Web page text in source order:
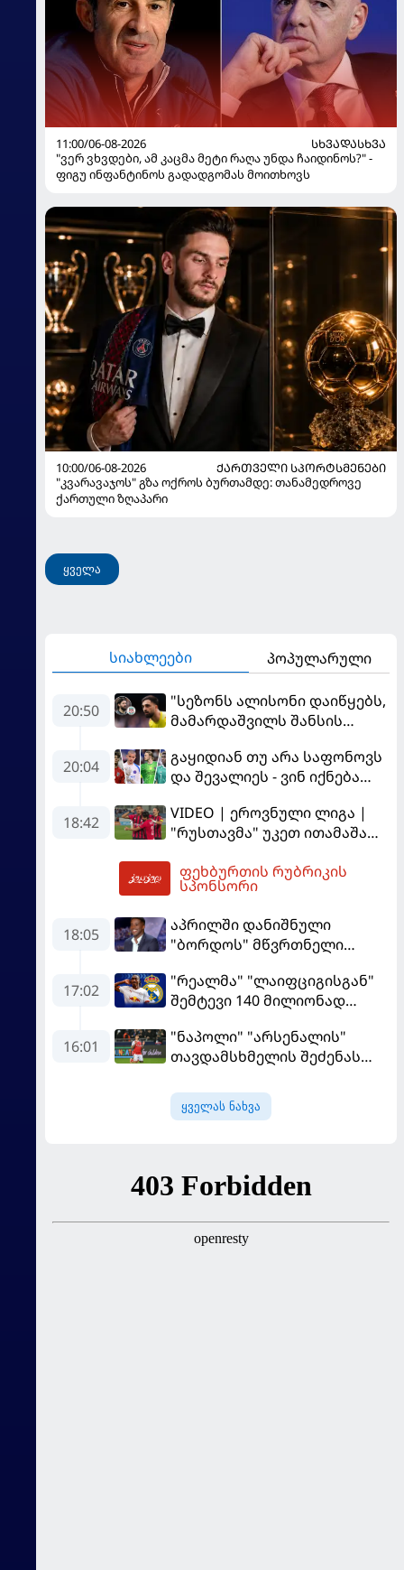
11:00/06-08-2026
ᲡᲮᲕᲐᲓᲐᲡᲮᲕᲐ
"ვერ ვხვდები, ამ კაცმა მეტი რაღა უნდა ჩაიდინოს?" -
ფიგუ ინფანტინოს გადადგომას მოითხოვს
10:00/06-08-2026
ᲥᲐᲠᲗᲕᲔᲚᲘ ᲡᲞᲝᲠᲢᲡᲛᲔᲜᲔᲑᲘ
"კვარავაჯოს" გზა ოქროს ბურთამდე: თანამედროვე
ქართული ზღაპარი
ყველა
სიახლეები პოპულარული
20:50
"სეზონს ალისონი დაიწყებს,
მამარდაშვილს შანსის
მოთმინება სჭირდება,
რომელსაც 100%-ით
"ლივერპულის" ყოფილმა
მეკარემ
20:04
გაყიდიან თუ არა საფონოვს
და შევალიეს - ვინ იქნება
18:42
VIDEO | ეროვნული ლიგა |
"რუსთავმა" უკეთ ითამაშა
მოიგო, "ტორპედომ" გვიან
გაიღვიძა...
ფეხბურთის რუბრიკის
სპონსორი
18:05
აპრილში დანიშნული
"ბორდოს" მწვრთნელი
17:02
"რეალმა" "ლაიფციგისგან"
შემტევი 140 მილიონად
16:01
"ნაპოლი" "არსენალის"
თავდამსხმელის შეძენას
ყველას ნახვა